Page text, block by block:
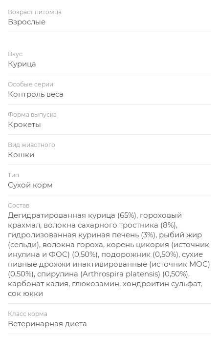
Возраст питомца
Взрослые
Вкус
Курица
Особые серии
Контроль веса
Форма выпуска
Крокеты
Вид животного
Кошки
Тип
Сухой корм
Состав
Дегидратированная курица (65%), гороховый
крахмал, волокна сахарного тростника (8%),
гидролизованная куриная печень (3%), рыбий жир
(сельди), волокна гороха, корень цикория (источник
инулина и ФОС) (0,50%), подорожник (0,50%), сухие
пивные дрожжи инактивированные (источник МОС)
(0,50%), спирулина (Arthrospira platensis) (0,50%),
карбонат калия, глюкозамин, хондроитин сульфат,
сок юкки
Класс корма
Ветеринарная диета